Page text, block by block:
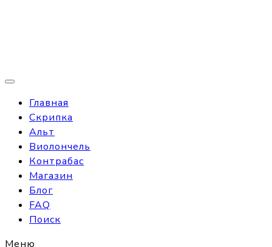
Главная
Скрипка
Альт
Виолончель
Контрабас
Магазин
Блог
FAQ
Поиск
Меню